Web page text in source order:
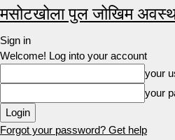
मसोटखोला पुल जोखिम
Sign in
Welcome! Log into your account
your
your
Forgot your password? Get help